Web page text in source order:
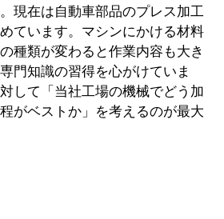
現在は自動車部品のプレス加工
ています。マシンにかける材料
種類が変わると作業内容も大き
門知識の習得を心がけていま
して「当社工場の機械でどう加
がベストか」を考えるのが最大